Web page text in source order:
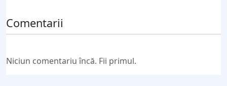
Comentarii
Niciun comentariu încă. Fii primul.